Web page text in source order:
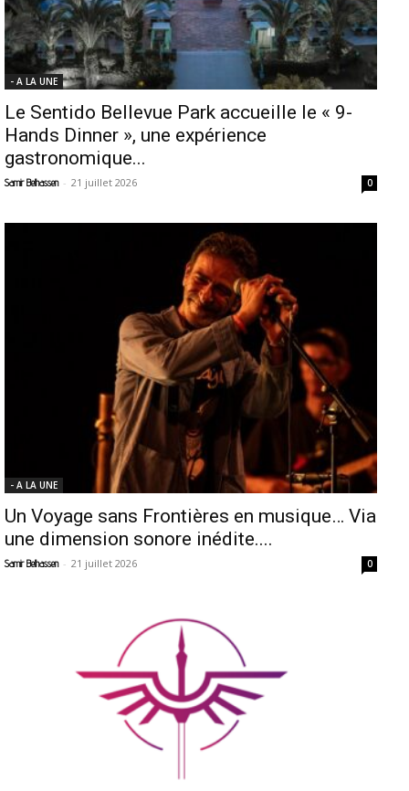
- A LA UNE
Le Sentido Bellevue Park accueille le « 9-
Hands Dinner », une expérience
gastronomique...
Samir Belhassen - 21 juillet 2026 0
- A LA UNE
Un Voyage sans Frontières en musique… Via
une dimension sonore inédite....
Samir Belhassen - 21 juillet 2026 0